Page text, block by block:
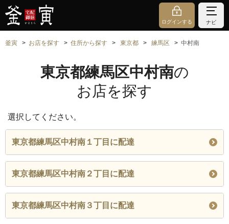
ログインする ナビ
釜寅 お店を探す 住所から探す 東京都 練馬区 中村南
東京都練馬区中村南の
お店を探す
選択してください。
東京都練馬区中村南１丁目に配達
東京都練馬区中村南２丁目に配達
東京都練馬区中村南３丁目に配達